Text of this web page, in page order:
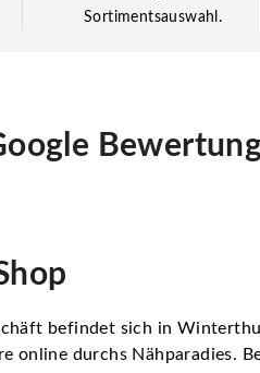
Sortimentsauswahl.
befindet sich in
online durchs Nähparadies.